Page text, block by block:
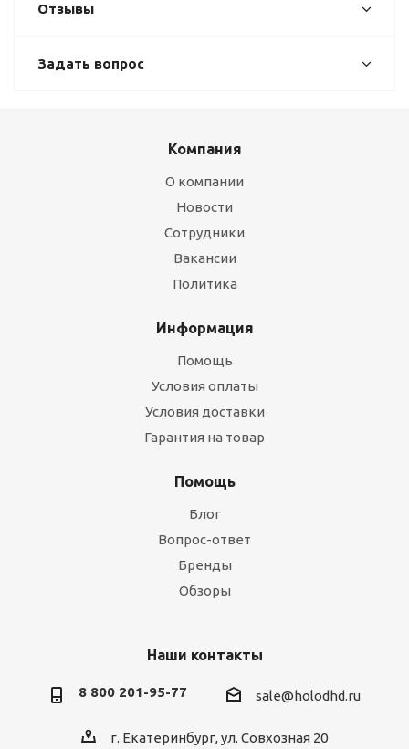
Отзывы
Задать вопрос
Компания
О компании
Новости
Сотрудники
Вакансии
Политика
Информация
Помощь
Условия оплаты
Условия доставки
Гарантия на товар
Помощь
Блог
Вопрос-ответ
Бренды
Обзоры
Наши контакты
8 800 201-95-77 sale@holodhd.ru
г. Екатеринбург, ул. Совхозная 20